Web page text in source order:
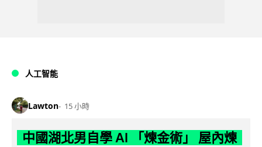
人工智能
Lawton 15 小時
中國湖北男自學 AI 「煉金術」 屋內煉